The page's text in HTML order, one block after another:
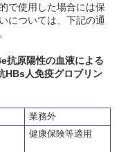
で使用した場合には保
については、下記の通
原陽性の血液による
HBs人免疫グロブリン
業務外
健康保険等適用